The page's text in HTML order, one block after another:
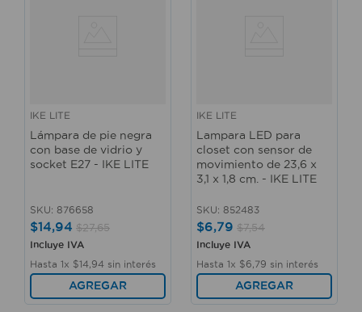
IKE LITE
Lámpara de pie negra
con base de vidrio y
socket E27 - IKE LITE
SKU: 876658
$14,94 $27,65
Incluye IVA
Hasta 1x $14 94 sin interés
AGREGAR
IKE LITE
Lampara LED para
closet con sensor de
movimiento de 23,6 x
3,1 x 1,8 cm. - IKE LITE
SKU: 852483
$6,79 $7,54
Incluye IVA
Hasta 1x $6 79 sin interés
AGREGAR